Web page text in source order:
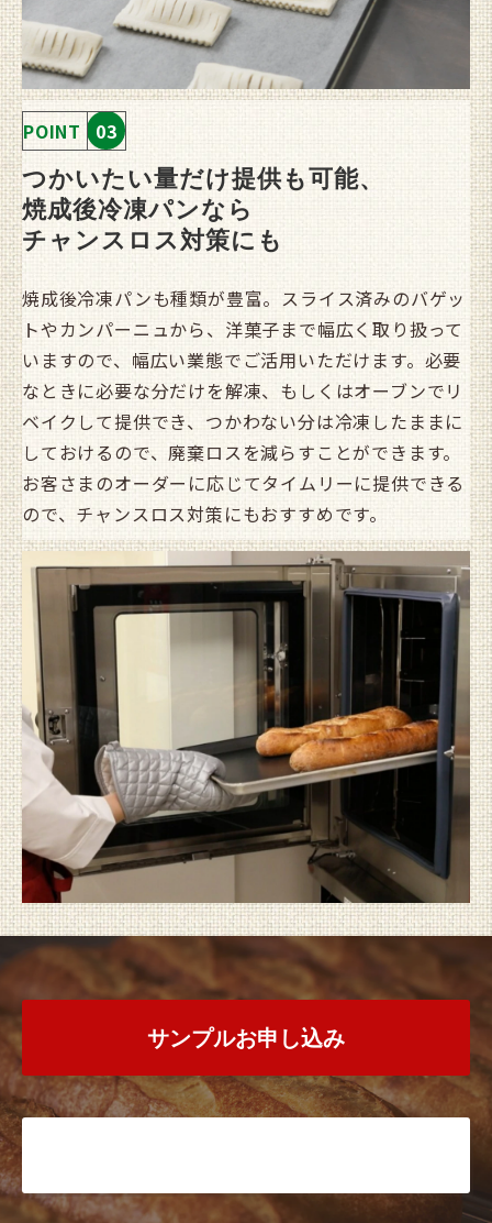
POINT 03
つかいたい量だけ提供も可能、
焼成後冷凍パンなら
チャンスロス対策にも
焼成後冷凍パンも種類が豊富。スライス済みのバゲッ
トやカンパーニュから、洋菓子まで幅広く取り扱って
いますので、幅広い業態でご活用いただけます。必要
なときに必要な分だけを解凍、もしくはオーブンでリ
ベイクして提供でき、つかわない分は冷凍したままに
しておけるので、廃棄ロスを減らすことができます。
お客さまのオーダーに応じてタイムリーに提供できる
ので、チャンスロス対策にもおすすめです。
サンプルお申し込み